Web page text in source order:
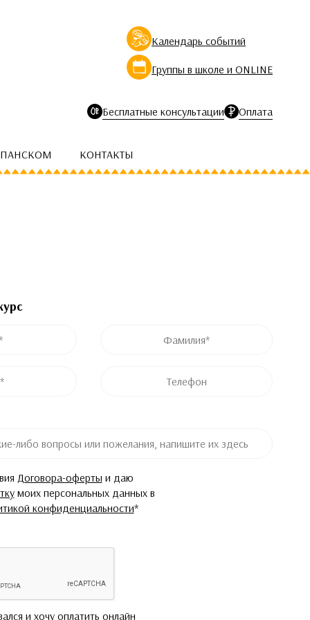
Бесплатные консультации Оплата
Календарь событий
Группы в школе и ONLINE
КОНТАКТЫ
Договора-оферты и даю
моих персональных данных в
конфиденциальности*
и хочу оплатить онлайн